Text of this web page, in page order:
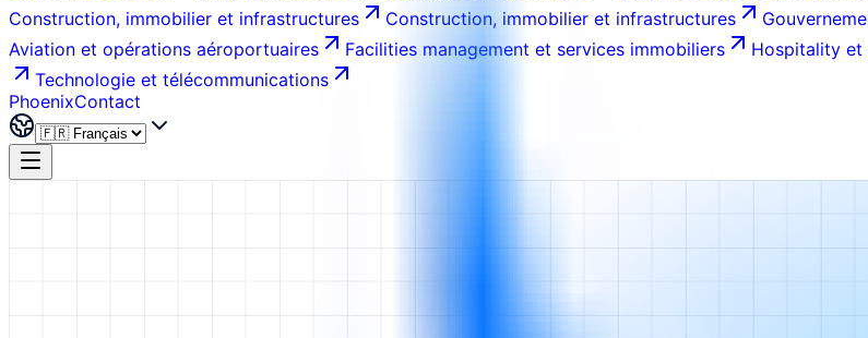
Construction, immobilier et infrastructures
Construction, immobilier et infrastructures
Aviation et opérations aéroportuaires
Facilities management et services immobiliers Hospitality et
Technologie et télécommunications
PhoenixContact